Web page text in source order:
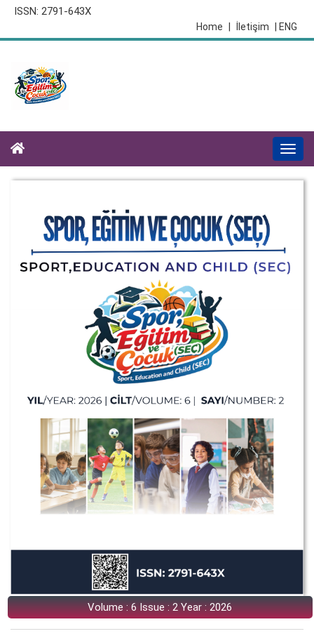
ISSN: 2791-643X
| ENG
İletişim
Home
Volume : 6 Issue : 2 Year : 2026